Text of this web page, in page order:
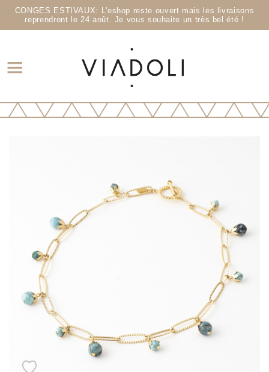
CONGES ESTIVAUX: L'eshop reste ouvert mais les livraisons
reprendront le 24 août. Je vous souhaite un très bel été !